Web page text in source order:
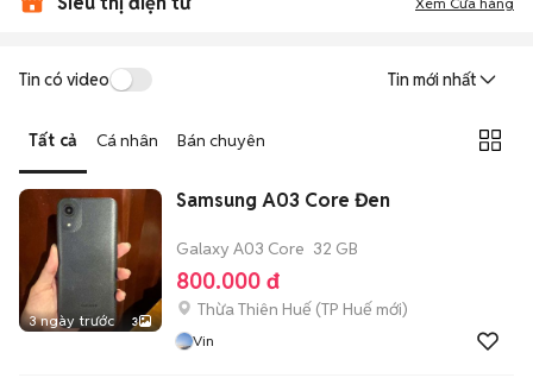
Tin có video Tin mới nhất
Tất cả Cá nhân Bán chuyên
3 ngày trước 3
Samsung A03 Core Đen
Galaxy A03 Core 32 GB
800.000 đ
Thừa Thiên Huế (TP Huế mới)
Vin